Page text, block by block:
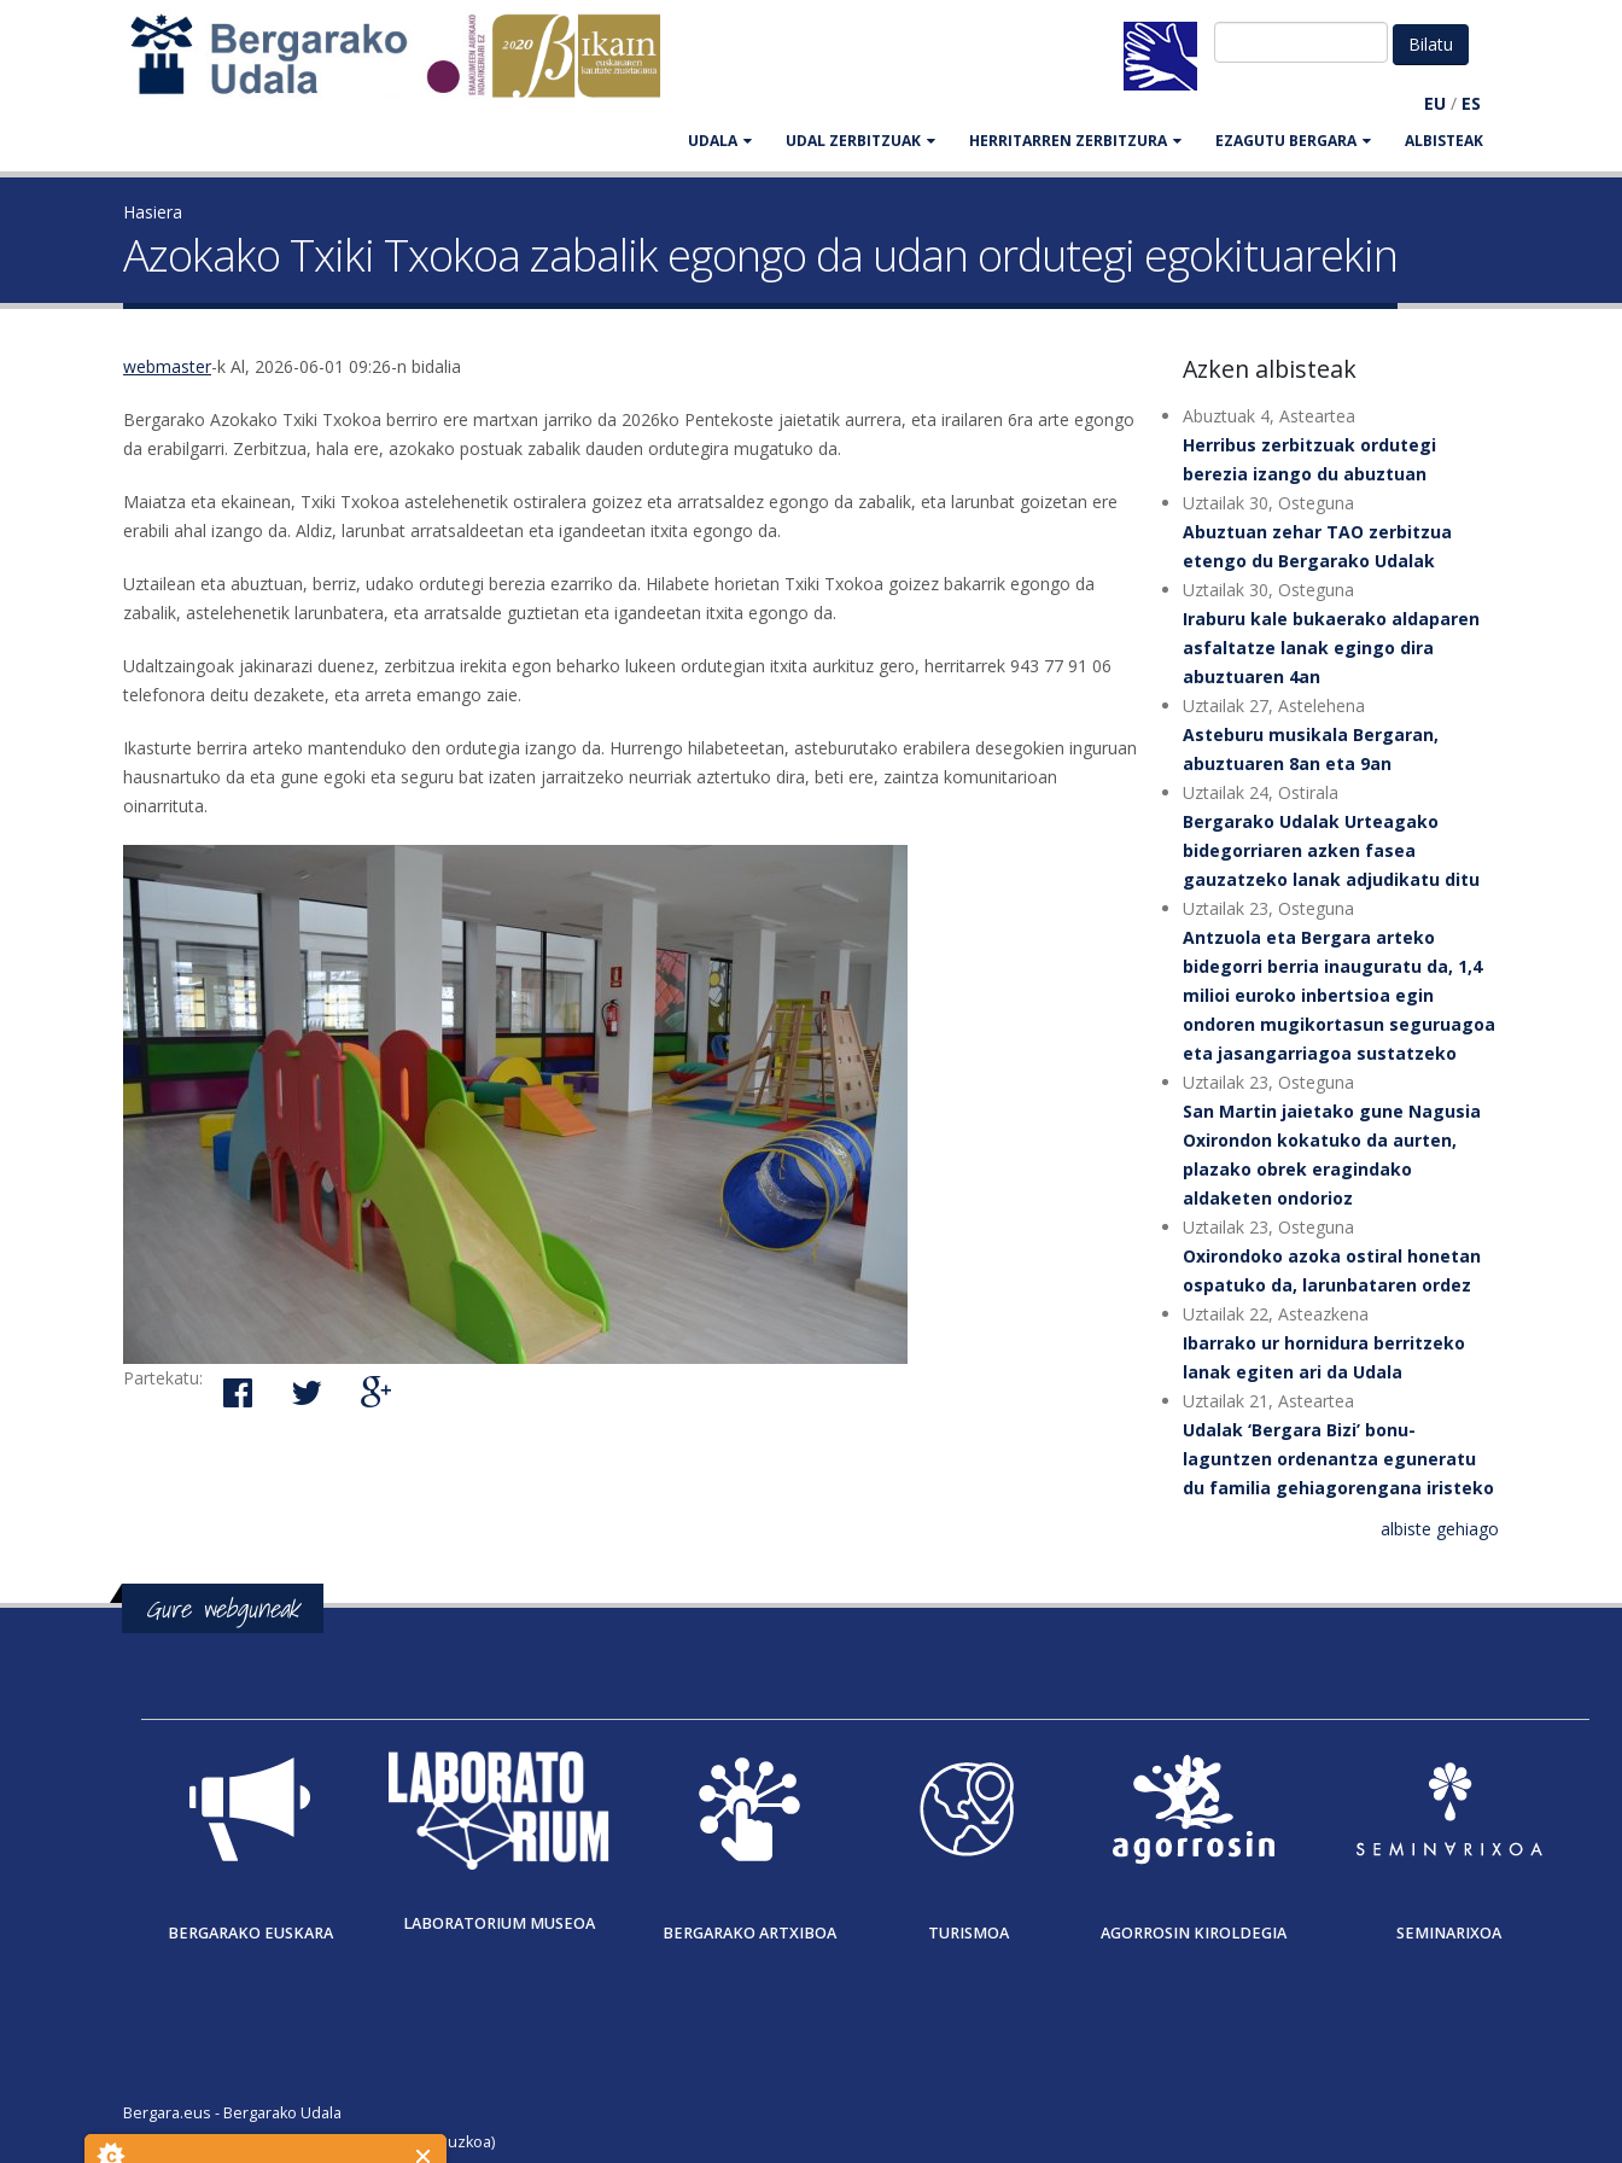
EU / ES
UDALA UDAL ZERBITZUAK HERRITARREN ZERBITZURA EZAGUTU BERGARA ALBISTEAK
Hasiera
Azokako Txiki Txokoa zabalik egongo da udan ordutegi egokituarekin
webmaster-k Al, 2026-06-01 09:26-n bidalia
Bergarako Azokako Txiki Txokoa berriro ere martxan jarriko da 2026ko Pentekoste jaietatik aurrera, eta irailaren 6ra arte egongo
da erabilgarri. Zerbitzua, hala ere, azokako postuak zabalik dauden ordutegira mugatuko da.
Maiatza eta ekainean, Txiki Txokoa astelehenetik ostiralera goizez eta arratsaldez egongo da zabalik, eta larunbat goizetan ere
erabili ahal izango da. Aldiz, larunbat arratsaldeetan eta igandeetan itxita egongo da.
Uztailean eta abuztuan, berriz, udako ordutegi berezia ezarriko da. Hilabete horietan Txiki Txokoa goizez bakarrik egongo da
zabalik, astelehenetik larunbatera, eta arratsalde guztietan eta igandeetan itxita egongo da.
Udaltzaingoak jakinarazi duenez, zerbitzua irekita egon beharko lukeen ordutegian itxita aurkituz gero, herritarrek 943 77 91 06
telefonora deitu dezakete, eta arreta emango zaie.
Ikasturte berrira arteko mantenduko den ordutegia izango da. Hurrengo hilabeteetan, asteburutako erabilera desegokien inguruan
hausnartuko da eta gune egoki eta seguru bat izaten jarraitzeko neurriak aztertuko dira, beti ere, zaintza komunitarioan
oinarrituta.
Partekatu:
Azken albisteak
Abuztuak 4, Asteartea
Herribus zerbitzuak ordutegi
berezia izango du abuztuan
Uztailak 30, Osteguna
Abuztuan zehar TAO zerbitzua
etengo du Bergarako Udalak
Uztailak 30, Osteguna
Iraburu kale bukaerako aldaparen
asfaltatze lanak egingo dira
abuztuaren 4an
Uztailak 27, Astelehena
Asteburu musikala Bergaran,
abuztuaren 8an eta 9an
Uztailak 24, Ostirala
Bergarako Udalak Urteagako
bidegorriaren azken fasea
gauzatzeko lanak adjudikatu ditu
Uztailak 23, Osteguna
Antzuola eta Bergara arteko
bidegorri berria inauguratu da, 1,4
milioi euroko inbertsioa egin
ondoren mugikortasun seguruagoa
eta jasangarriagoa sustatzeko
Uztailak 23, Osteguna
San Martin jaietako gune Nagusia
Oxirondon kokatuko da aurten,
plazako obrek eragindako
aldaketen ondorioz
Uztailak 23, Osteguna
Oxirondoko azoka ostiral honetan
ospatuko da, larunbataren ordez
Uztailak 22, Asteazkena
Ibarrako ur hornidura berritzeko
lanak egiten ari da Udala
Uztailak 21, Asteartea
Udalak ‘Bergara Bizi’ bonu-
laguntzen ordenantza eguneratu
du familia gehiagorengana iristeko
albiste gehiago
Gure webguneak
BERGARAKO EUSKARA LABORATORIUM MUSEOA BERGARAKO ARTXIBOA TURISMOA AGORROSIN KIROLDEGIA SEMINARIXOA
Bergara.eus - Bergarako Udala
San Martin Agirre plaza, 1. 20570 Bergara (Gipuzkoa)